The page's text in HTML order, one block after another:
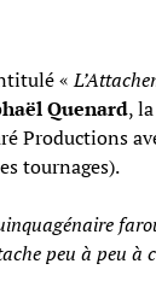
«
Quenard,
Productions
tournages).
peu à peu